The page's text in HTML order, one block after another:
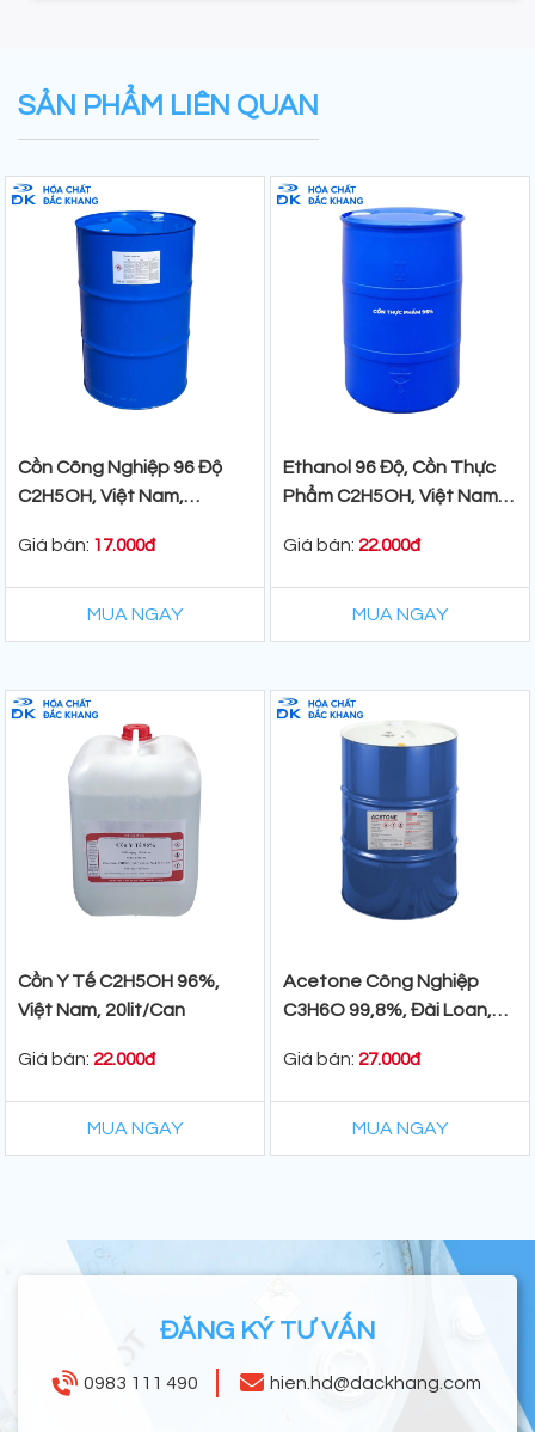
SẢN PHẨM LIÊN QUAN
Cồn Công Nghiệp 96 Độ
C2H5OH, Việt Nam,
Giá bán: 17.000đ
MUA NGAY
Ethanol 96 Độ, Cồn Thực
Phẩm C2H5OH, Việt Nam,
Giá bán: 22.000đ
MUA NGAY
Cồn Y Tế C2H5OH 96%,
Việt Nam, 20lit/Can
Giá bán: 22.000đ
MUA NGAY
Acetone Công Nghiệp
C3H6O 99,8%, Đài Loan,
Giá bán: 27.000đ
MUA NGAY
ĐĂNG KÝ TƯ VẤN
0983 111 490 hien.hd@dackhang.com